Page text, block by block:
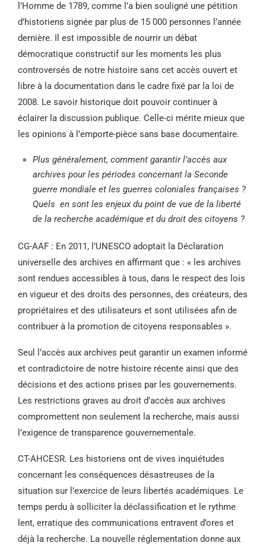
l’Homme de 1789, comme l’a bien souligné une pétition
d’historiens signée par plus de 15 000 personnes l’année
dernière. Il est impossible de nourrir un débat
démocratique constructif sur les moments les plus
controversés de notre histoire sans cet accès ouvert et
libre à la documentation dans le cadre fixé par la loi de
2008. Le savoir historique doit pouvoir continuer à
éclairer la discussion publique. Celle-ci mérite mieux que
les opinions à l’emporte-pièce sans base documentaire.
Plus généralement, comment garantir l’accès aux
archives pour les périodes concernant la Seconde
guerre mondiale et les guerres coloniales françaises ?
Quels en sont les enjeux du point de vue de la liberté
de la recherche académique et du droit des citoyens ?
CG-AAF : En 2011, l’UNESCO adoptait la Déclaration
universelle des archives en affirmant que : « les archives
sont rendues accessibles à tous, dans le respect des lois
en vigueur et des droits des personnes, des créateurs, des
propriétaires et des utilisateurs et sont utilisées afin de
contribuer à la promotion de citoyens responsables ».
Seul l’accès aux archives peut garantir un examen informé
et contradictoire de notre histoire récente ainsi que des
décisions et des actions prises par les gouvernements.
Les restrictions graves au droit d’accès aux archives
compromettent non seulement la recherche, mais aussi
l’exigence de transparence gouvernementale.
CT-AHCESR. Les historiens ont de vives inquiétudes
concernant les conséquences désastreuses de la
situation sur l’exercice de leurs libertés académiques. Le
temps perdu à solliciter la déclassification et le rythme
lent, erratique des communications entravent d’ores et
déjà la recherche. La nouvelle réglementation donne aux